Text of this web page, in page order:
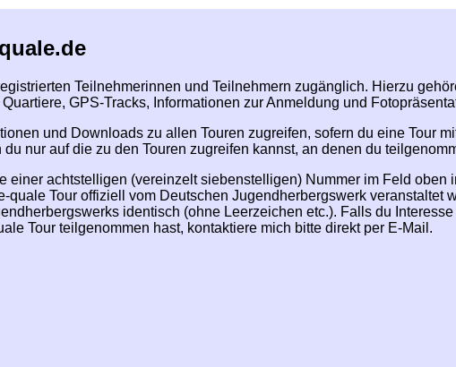
Teilnehmerinnen und Teilnehmern zugänglich. Hierzu
GPS-Tracks, Informationen zur Anmeldung und
und Downloads zu allen Touren zugreifen, sofern du eine Tour
nur auf die zu den Touren zugreifen kannst, an denen du
einer achtstelligen (vereinzelt siebenstelligen) Nummer im Feld oben
quale Tour offiziell vom Deutschen Jugendherbergswerk veranstaltet
identisch (ohne Leerzeichen etc.). Falls du
Tour teilgenommen hast, kontaktiere mich bitte direkt per E-Mail.